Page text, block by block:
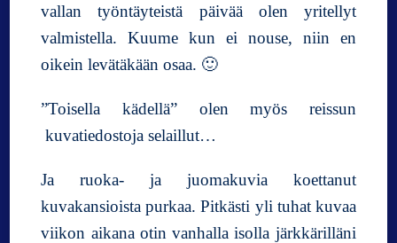
vallan työntäyteistä päivää olen yritellyt
valmistella. Kuume kun ei nouse, niin en
oikein levätäkään osaa. 🙂
”Toisella kädellä” olen myös reissun
kuvatiedostoja selaillut…
Ja ruoka- ja juomakuvia koettanut
kuvakansioista purkaa. Pitkästi yli tuhat kuvaa
viikon aikana otin vanhalla isolla järkkärilläni